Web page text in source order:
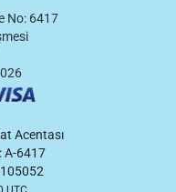
No: 6417
Acentası
A-6417